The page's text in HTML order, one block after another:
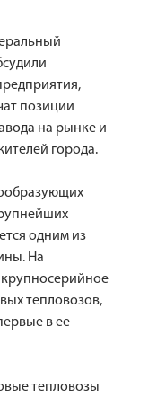
позиции
на рынке и
города.
одним из
На
тепловозов,
в ее
тепловозы